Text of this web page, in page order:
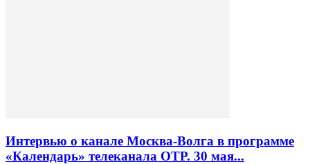
Интервью о канале Москва-Волга в программе
«Календарь» телеканала ОТР. 30 мая...